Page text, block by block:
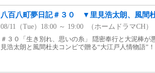
八百八町夢日記＃３０ ▼里見浩太朗、風間
08/11（Tue）18:00 ～ 19:00 （ホームドラマCH）
＃３０「生き別れ、思いの糸」 隠密奉行と大泥棒が
見浩太朗と風間杜夫コンビで贈る“大江戸人情物語